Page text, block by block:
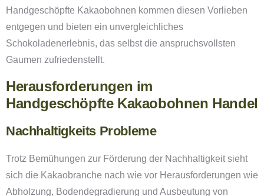
Handgeschöpfte Kakaobohnen kommen diesen Vorlieben
entgegen und bieten ein unvergleichliches
Schokoladenerlebnis, das selbst die anspruchsvollsten
Gaumen zufriedenstellt.
Herausforderungen im
Handgeschöpfte Kakaobohnen Handel
Nachhaltigkeits Probleme
Trotz Bemühungen zur Förderung der Nachhaltigkeit sieht
sich die Kakaobranche nach wie vor Herausforderungen wie
Abholzung, Bodendegradierung und Ausbeutung von